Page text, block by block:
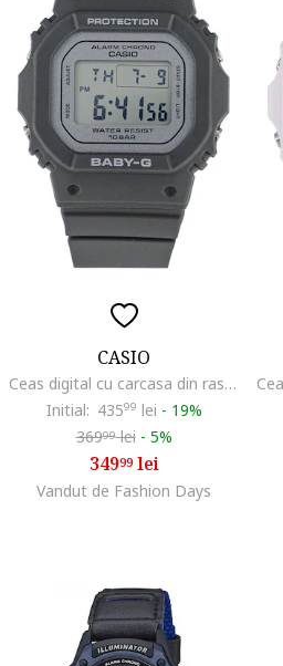
CASIO
Ceas digital cu carcasa din rasina G-Shock, Gri antracit
Initial: 43599 lei - 19%
36999lei - 5%
34999lei
Vandut de Fashion Days